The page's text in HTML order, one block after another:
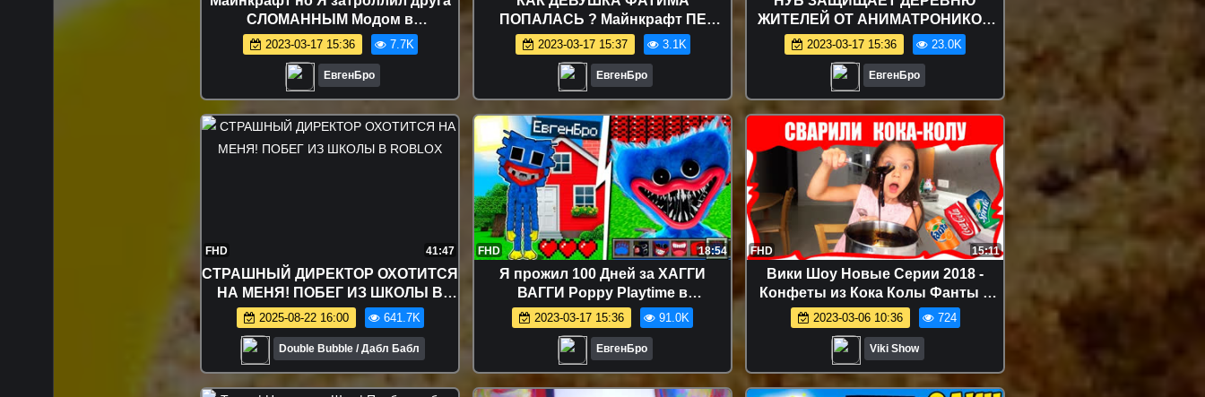
СЛОМАННЫМ Модом в
Майнкрафте Троллинг Ловушка
Minecraft
2023-03-17 15:36 7.7K
ЕвгенБро
ПОПАЛАСЬ ? Майнкрафт ПЕ
Выживание деревня моды видео
Minecraft
2023-03-17 15:37 3.1K
ЕвгенБро
ЖИТЕЛЕЙ ОТ АНИМАТРОНИКОВ
ФНАФ в МАЙНКРАФТ ! ДЕВУШКА
ВИДЕО ТРОЛЛИНГ MINECRAFT
2023-03-17 15:36 23.0K
ЕвгенБро
FHD 41:47
СТРАШНЫЙ ДИРЕКТОР ОХОТИТСЯ
НА МЕНЯ! ПОБЕГ ИЗ ШКОЛЫ В
ROBLOX
2025-08-22 16:00 641.7K
Double Bubble / Дабл Бабл
FHD 18:54
Я прожил 100 Дней за ХАГГИ
ВАГГИ Poppy Playtime в
МАЙНКРАФТ ! ДЕВУШКА ВИДЕО
ТРОЛЛИНГ MINECRAFT
2023-03-17 15:36 91.0K
ЕвгенБро
FHD 15:11
Вики Шоу Новые Серии 2018 -
Конфеты из Кока Колы Фанты и
Спрайт / Вики Шоу
2023-03-06 10:36 724
Viki Show